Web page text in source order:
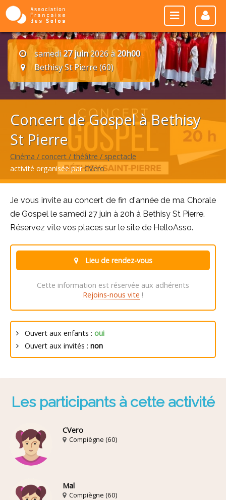
samedi27 juin2026 à20h00
Bethisy St Pierre (60)
Concert de Gospel à Bethisy
St Pierre
Cinéma / concert / théâtre / spectacle
activité organisée parCVero
Je vous invite au concert de fin d'année de ma Chorale
de Gospel le samedi 27 juin à 20h à Bethisy St Pierre.
Réservez vite vos places sur le site de HelloAsso.
Lieu de rendez-vous
Cette information est réservée aux adhérents
Rejoins-nous vite !
Ouvert aux enfants : oui
Ouvert aux invités : non
Les participants à cette activité
CVero
Compiègne (60)
Mal
Compiègne (60)